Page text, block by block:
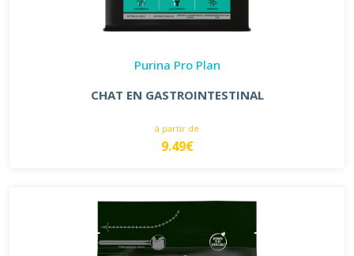
Purina Pro Plan
CHAT EN GASTROINTESTINAL
à partir de
9.49€